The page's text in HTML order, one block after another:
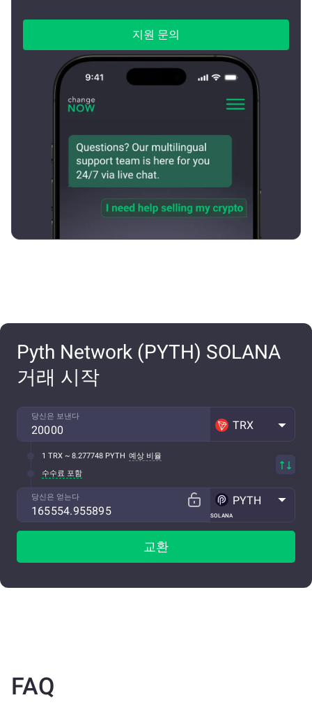
지원 문의
Pyth Network (PYTH) SOLANA
거래 시작
당신은 보낸다
TRX
1 TRX ~ 8.277748 PYTH 예상 비율
수수료 포함
당신은 얻는다
SOLANA
PYTH
교환
FAQ